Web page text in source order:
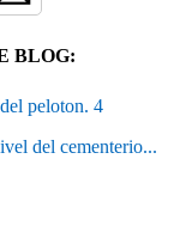
BLOG:
peloton. 4
del cementerio...